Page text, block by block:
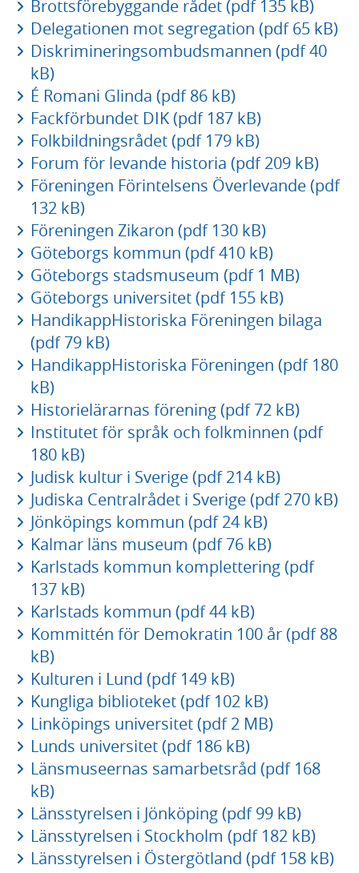
Brottsförebyggande rådet (pdf 135 kB)
Delegationen mot segregation (pdf 65 kB)
Diskrimineringsombudsmannen (pdf 40
kB)
É Romani Glinda (pdf 86 kB)
Fackförbundet DIK (pdf 187 kB)
Folkbildningsrådet (pdf 179 kB)
Forum för levande historia (pdf 209 kB)
Föreningen Förintelsens Överlevande (pdf
132 kB)
Föreningen Zikaron (pdf 130 kB)
Göteborgs kommun (pdf 410 kB)
Göteborgs stadsmuseum (pdf 1 MB)
Göteborgs universitet (pdf 155 kB)
HandikappHistoriska Föreningen bilaga
(pdf 79 kB)
HandikappHistoriska Föreningen (pdf 180
kB)
Historielärarnas förening (pdf 72 kB)
Institutet för språk och folkminnen (pdf
180 kB)
Judisk kultur i Sverige (pdf 214 kB)
Judiska Centralrådet i Sverige (pdf 270 kB)
Jönköpings kommun (pdf 24 kB)
Kalmar läns museum (pdf 76 kB)
Karlstads kommun komplettering (pdf
137 kB)
Karlstads kommun (pdf 44 kB)
Kommittén för Demokratin 100 år (pdf 88
kB)
Kulturen i Lund (pdf 149 kB)
Kungliga biblioteket (pdf 102 kB)
Linköpings universitet (pdf 2 MB)
Lunds universitet (pdf 186 kB)
Länsmuseernas samarbetsråd (pdf 168
kB)
Länsstyrelsen i Jönköping (pdf 99 kB)
Länsstyrelsen i Stockholm (pdf 182 kB)
Länsstyrelsen i Östergötland (pdf 158 kB)